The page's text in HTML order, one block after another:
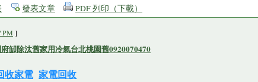
發表文章 PDF 列印（下載）
PM ]
缷除汰舊家用冷氣台北桃園舊0920070470
收家電 家電回收